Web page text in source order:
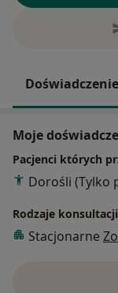
Doświadczenie
Moje
Pacjenci których
Dorośli (Tylko
Rodzaje konsultacji
Stacjonarne